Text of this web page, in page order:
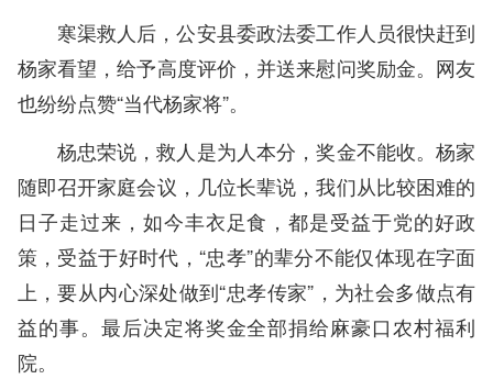
寒渠救人后，公安县委政法委工作人员很快赶到
杨家看望，给予高度评价，并送来慰问奖励金。网友
也纷纷点赞“当代杨家将”。
杨忠荣说，救人是为人本分，奖金不能收。杨家
随即召开家庭会议，几位长辈说，我们从比较困难的
日子走过来，如今丰衣足食，都是受益于党的好政
策，受益于好时代，“忠孝”的辈分不能仅体现在字面
上，要从内心深处做到“忠孝传家”，为社会多做点有
益的事。最后决定将奖金全部捐给麻豪口农村福利
院。